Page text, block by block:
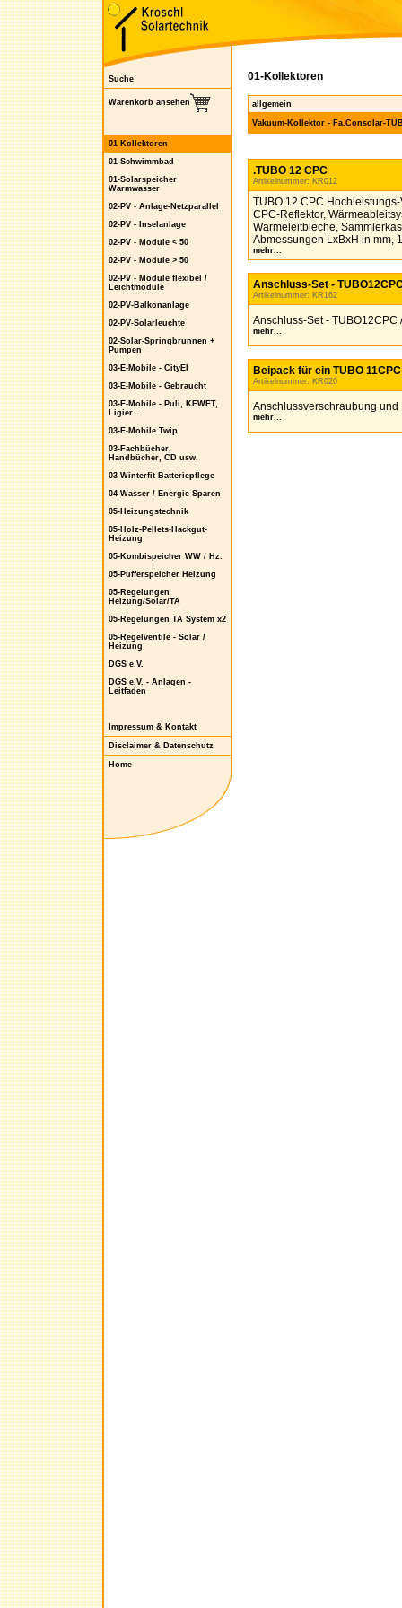
Suche
Warenkorb ansehen
01-Kollektoren
01-Schwimmbad
01-Solarspeicher
Warmwasser
02-PV - Anlage-Netzparallel
02-PV - Inselanlage
02-PV - Module < 50
02-PV - Module > 50
02-PV - Module flexibel /
Leichtmodule
02-PV-Balkonanlage
02-PV-Solarleuchte
02-Solar-Springbrunnen +
Pumpen
03-E-Mobile - CityEl
03-E-Mobile - Gebraucht
03-E-Mobile - Puli, KEWET,
Ligier...
03-E-Mobile Twip
03-Fachbücher,
Handbücher, CD usw.
03-Winterfit-Batteriepflege
04-Wasser / Energie-Sparen
05-Heizungstechnik
05-Holz-Pellets-Hackgut-
Heizung
05-Kombispeicher WW / Hz.
05-Pufferspeicher Heizung
05-Regelungen
Heizung/Solar/TA
05-Regelungen TA System x2
05-Regelventile - Solar /
Heizung
DGS e.V.
DGS e.V. - Anlagen -
Leitfaden
Impressum & Kontakt
Disclaimer & Datenschutz
Home
01-Kollektoren
allgemein
Vakuum-Kollektor - Fa.Consolar-
.TUBO 12 CPC
Artikelnummer: KR012
TUBO 12 CPC
CPC-Reflektor,
Wärmeleitbleche,
Abmessungen LxBxH in mm,
mehr...
Anschluss-Set -
Artikelnummer: KR162
Anschluss-Set - TUBO12CPC
mehr...
Beipack für ein TUBO
Artikelnummer: KR020
Anschlussverschraubung und
mehr...